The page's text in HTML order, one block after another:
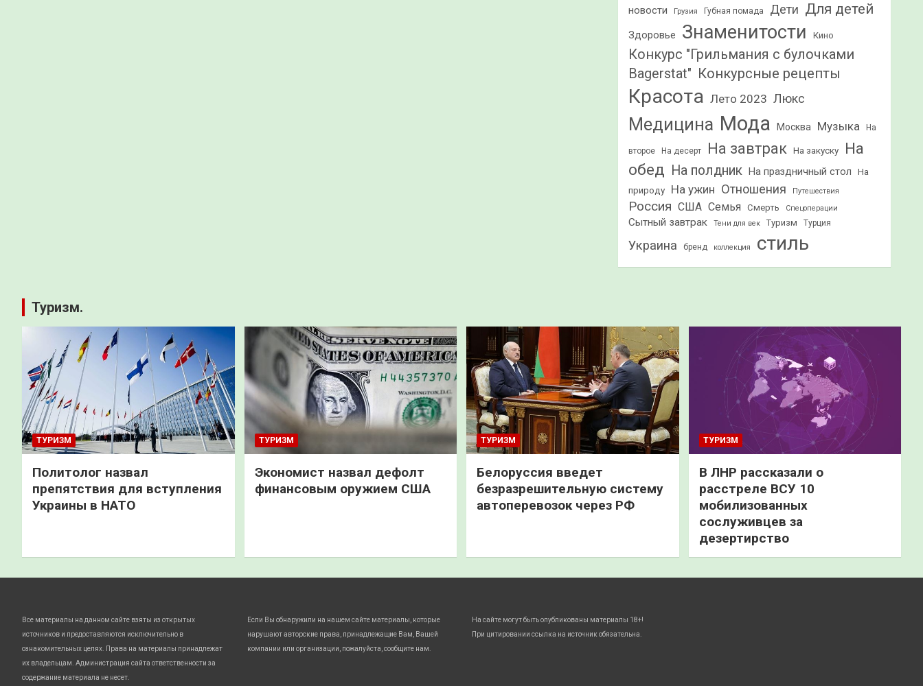
новости
Грузия Губная помада Дети Для детей
Здоровье Знаменитости Кино
Конкурс "Грильмания с булочками
Bagerstat" Конкурсные рецепты
Красота Лето 2023 Люкс
Медицина Мода Москва Музыка На
второе На десерт На завтрак На закуску
На
обед На полдник На праздничный стол
На
природу
На ужин Отношения Путешествия
Россия США Семья Смерть Спецоперации
Сытный завтрак Тени для век Туризм Турция
Украина бренд коллекция стиль
Туризм.
ТУРИЗМ
Политолог назвал
препятствия для вступления
Украины в НАТО
ТУРИЗМ
Экономист назвал дефолт
финансовым оружием США
ТУРИЗМ
Белоруссия введет
безразрешительную систему
автоперевозок через РФ
ТУРИЗМ
В ЛНР рассказали о
расстреле ВСУ 10
мобилизованных
сослуживцев за
дезертирство
Все материалы на данном сайте взяты из открытых
источников и предоставляются исключительно в
ознакомительных целях. Права на материалы принадлежат
их владельцам. Администрация сайта ответственности за
содержание материала не несет.
Если Вы обнаружили на нашем сайте материалы, которые
нарушают авторские права, принадлежащие Вам, Вашей
компании или организации, пожалуйста, сообщите нам.
На сайте могут быть опубликованы материалы 18+!
При цитировании ссылка на источник обязательна.